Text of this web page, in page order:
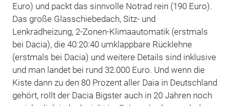
Euro) und packt das sinnvolle Notrad rein (190 Euro).
Das große Glasschiebedach, Sitz- und
Lenkradheizung, 2-Zonen-Klimaautomatik (erstmals
bei Dacia), die 40:20:40 umklappbare Rücklehne
(erstmals bei Dacia) und weitere Details sind inklusive
und man landet bei rund 32.000 Euro. Und wenn die
Kiste dann zu den 80 Prozent aller Daia in Deutschland
gehört, rollt der Dacia Bigster auch in 20 Jahren noch